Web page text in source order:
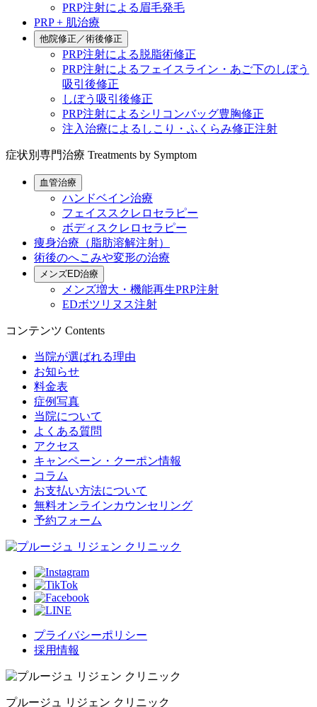
PRP注射による眉毛発毛
PRP + 肌治療
他院修正／術後修正
PRP注射による脱脂術修正
PRP注射によるフェイスライン・あご下のしぼう
吸引後修正
しぼう吸引後修正
PRP注射によるシリコンバッグ豊胸修正
注入治療によるしこり・ふくらみ修正注射
症状別専門治療 Treatments by Symptom
血管治療
ハンドベイン治療
フェイススクレロセラピー
ボディスクレロセラピー
痩身治療（脂肪溶解注射）
術後のへこみや変形の治療
メンズED治療
メンズ増大・機能再生PRP注射
EDボツリヌス注射
コンテンツ Contents
当院が選ばれる理由
お知らせ
料金表
症例写真
当院について
よくある質問
アクセス
キャンペーン・クーポン情報
コラム
お支払い方法について
無料オンラインカウンセリング
予約フォーム
プライバシーポリシー
採用情報
プルージュ リジェン クリニック